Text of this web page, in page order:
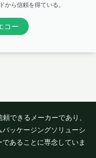
ら信頼を得ている。
コー
できるメーカーであり、
ッケージングソリューシ
あることに専念していま